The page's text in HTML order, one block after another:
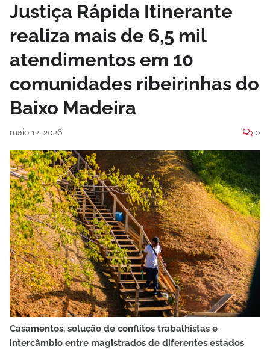
Justiça Rápida Itinerante
realiza mais de 6,5 mil
atendimentos em 10
comunidades ribeirinhas do
Baixo Madeira
maio 12, 2026 0
Casamentos, solução de conflitos trabalhistas e
intercâmbio entre magistrados de diferentes estados